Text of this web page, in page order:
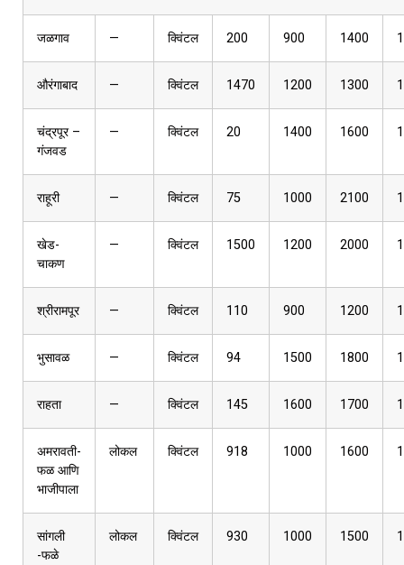
जळगाव — क्विंटल 200 900 1400
औरंगाबाद — क्विंटल 1470 1200 1300
चंद्रपूर –
गंजवड
— क्विंटल 20 1400 1600
राहूरी — क्विंटल 75 1000 2100
खेड-
चाकण
— क्विंटल 1500 1200 2000
श्रीरामपूर — क्विंटल 110 900 1200
भुसावळ — क्विंटल 94 1500 1800
राहता — क्विंटल 145 1600 1700
अमरावती-
फळ आणि
भाजीपाला
लोकल क्विंटल 918 1000 1600
सांगली
-फळे
लोकल क्विंटल 930 1000 1500